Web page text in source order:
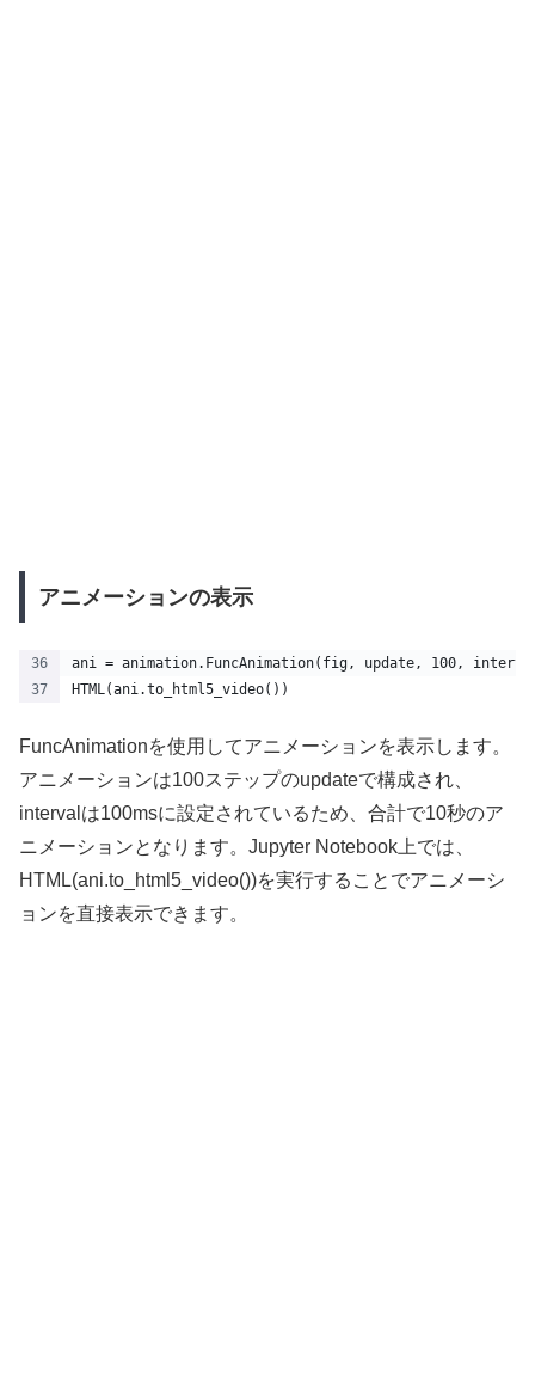
アニメーションの表示
ani = animation.FuncAnimation(fig, update, 100,
HTML(ani.to_html5_video())
FuncAnimationを使用してアニメーションを表示します。
アニメーションは100ステップのupdateで構成され、
intervalは100msに設定されているため、合計で10秒のア
ニメーションとなります。Jupyter Notebook上では、
HTML(ani.to_html5_video())を実行することでアニメーシ
ョンを直接表示できます。